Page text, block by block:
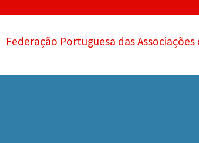
Federação Portuguesa das Associações